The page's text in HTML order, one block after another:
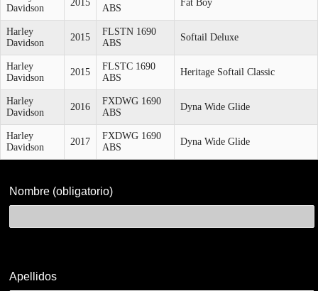
Davidson
2015
ABS
Fat Boy
Harley
Davidson
2015
FLSTN 1690
ABS
Softail Deluxe
Harley
Davidson
2015
FLSTC 1690
ABS
Heritage Softail Classic
Harley
Davidson
2016
FXDWG 1690
ABS
Dyna Wide Glide
Harley
Davidson
2017
FXDWG 1690
ABS
Dyna Wide Glide
de
contacto
clientes
Nombre (obligatorio)
Apellidos